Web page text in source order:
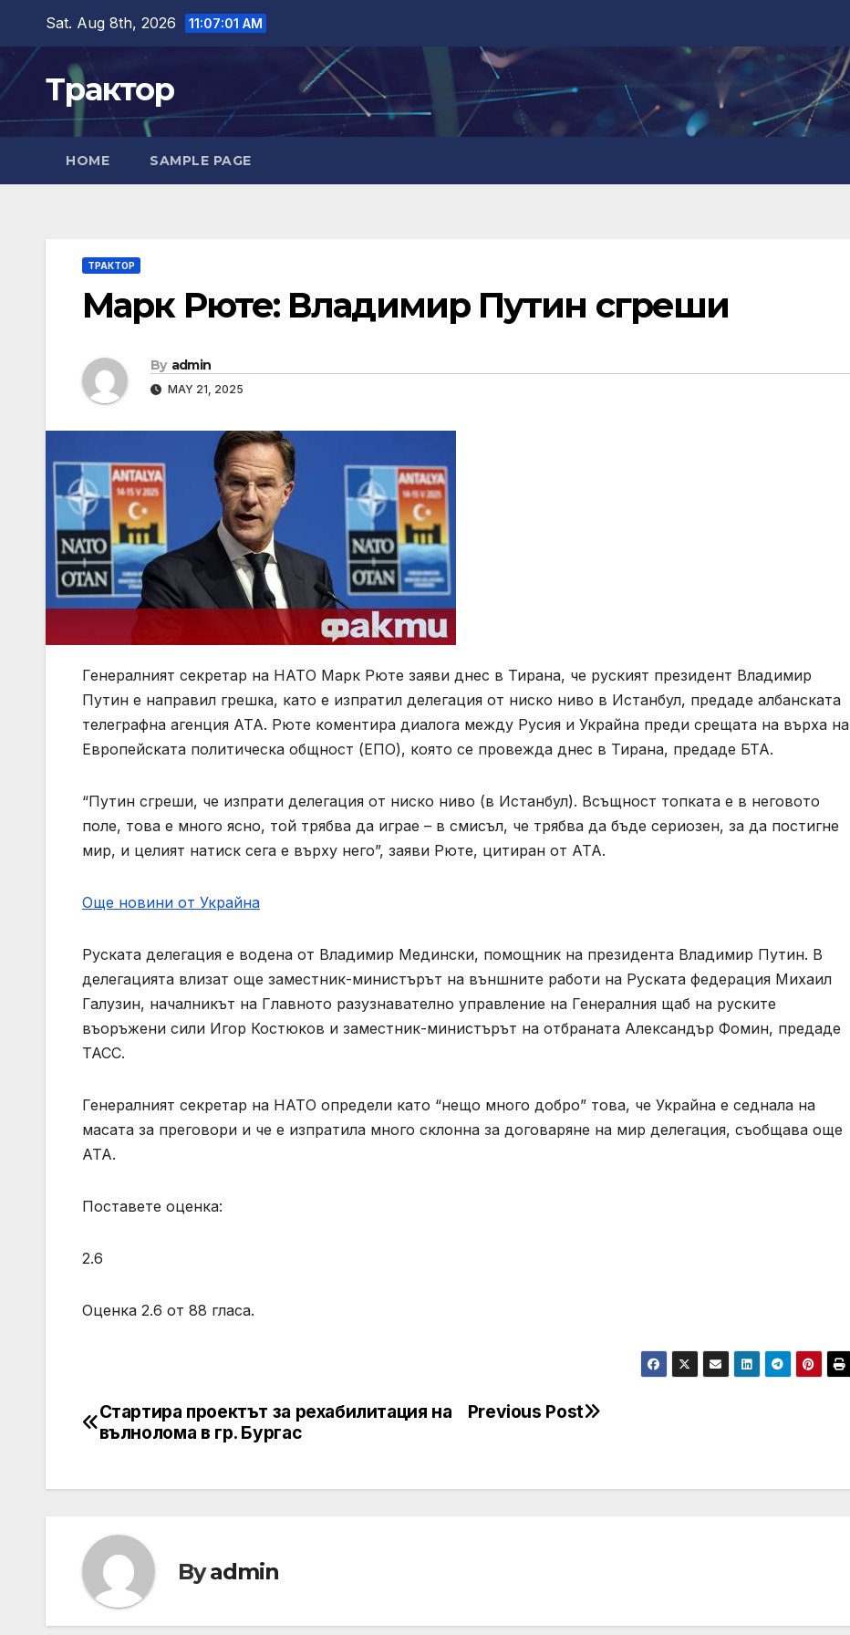
content
Sat. Aug 8th, 2026 11:07:02 AM
Трактор
HOME SAMPLE PAGE
ТРАКТОР
Марк Рюте: Владимир Путин сгреши
By admin
MAY 21, 2025
Генералният секретар на НАТО Марк Рюте заяви днес в Тирана, че руският президент Владимир
Путин е направил грешка, като е изпратил делегация от ниско ниво в Истанбул, предаде албанската
телеграфна агенция АТА. Рюте коментира диалога между Русия и Украйна преди срещата на върха на
Европейската политическа общност (ЕПО), която се провежда днес в Тирана, предаде БТА.
“Путин сгреши, че изпрати делегация от ниско ниво (в Истанбул). Всъщност топката е в неговото
поле, това е много ясно, той трябва да играе – в смисъл, че трябва да бъде сериозен, за да постигне
мир, и целият натиск сега е върху него”, заяви Рюте, цитиран от АТА.
Още новини от Украйна
Руската делегация е водена от Владимир Медински, помощник на президента Владимир Путин. В
делегацията влизат още заместник-министърът на външните работи на Руската федерация Михаил
Галузин, началникът на Главното разузнавателно управление на Генералния щаб на руските
въоръжени сили Игор Костюков и заместник-министърът на отбраната Александър Фомин, предаде
ТАСС.
Генералният секретар на НАТО определи като “нещо много добро” това, че Украйна е седнала на
масата за преговори и че е изпратила много склонна за договаряне на мир делегация, съобщава още
АТА.
Поставете оценка:
2.6
Оценка 2.6 от 88 гласа.
Post
Previous Post
Стартира проектът за рехабилитация на
вълнолома в гр. Бургас
Byadmin